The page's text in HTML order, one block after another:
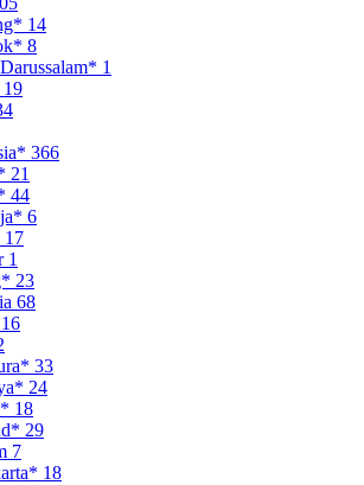
14
8
1
19
366
21
44
6
17
1
23
68
16
33
24
18
29
7
18